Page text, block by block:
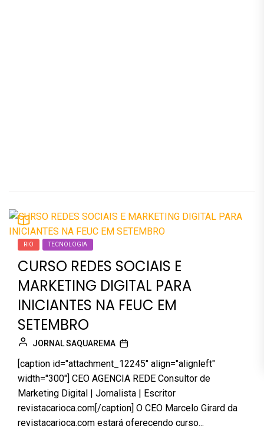
RIO TECNOLOGIA
CURSO REDES SOCIAIS E
MARKETING DIGITAL PARA
INICIANTES NA FEUC EM
SETEMBRO
JORNAL SAQUAREMA
[caption id="attachment_12245" align="alignleft"
width="300"] CEO AGENCIA REDE Consultor de
Marketing Digital | Jornalista | Escritor
revistacarioca.com[/caption] O CEO Marcelo Girard da
revistacarioca.com estará oferecendo curso...